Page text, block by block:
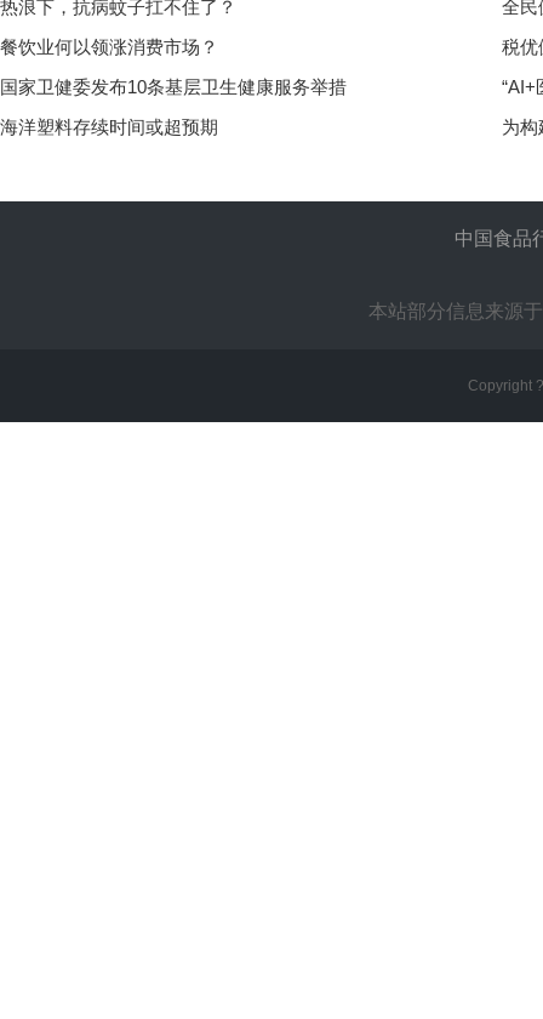
热浪下，抗病蚊子扛不住了？
全民
餐饮业何以领涨消费市场？
税优
国家卫健委发布10条基层卫生健康服务举措
“AI+
海洋塑料存续时间或超预期
为
中国食品
本站部分信息来源
Copyright